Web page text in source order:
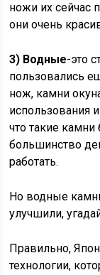
ножи их сейчас
они очень
3) Водные-это
пользовались
нож, камни
использования
что такие
большинство
работать.
Но водные
улучшили,
Правильно,
технологии,